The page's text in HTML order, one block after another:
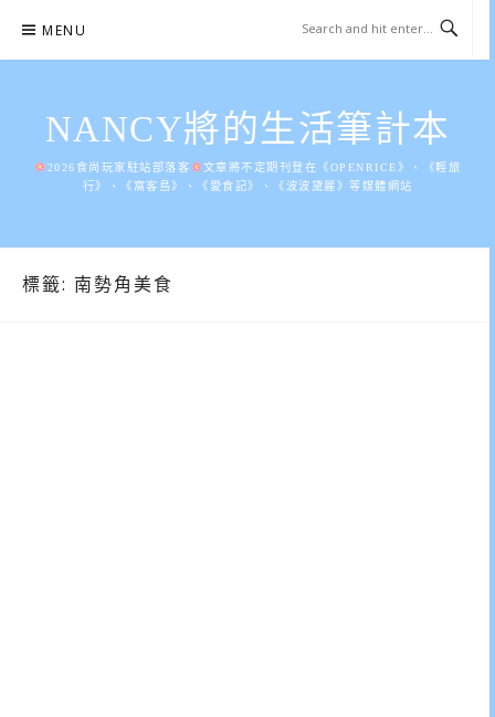
content
MENU
NANCY將的生活筆計本
2026食尚玩家駐站部落客
文章將不定期刊登在《OPENRICE》、《輕旅
行》、《窩客島》、《愛食記》、《波波黛麗》等媒體網站
標籤: 南勢角美食